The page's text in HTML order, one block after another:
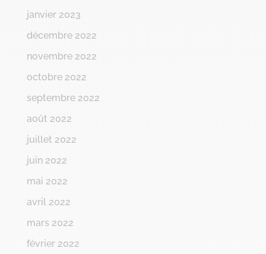
janvier 2023
décembre 2022
novembre 2022
octobre 2022
septembre 2022
août 2022
juillet 2022
juin 2022
mai 2022
avril 2022
mars 2022
février 2022